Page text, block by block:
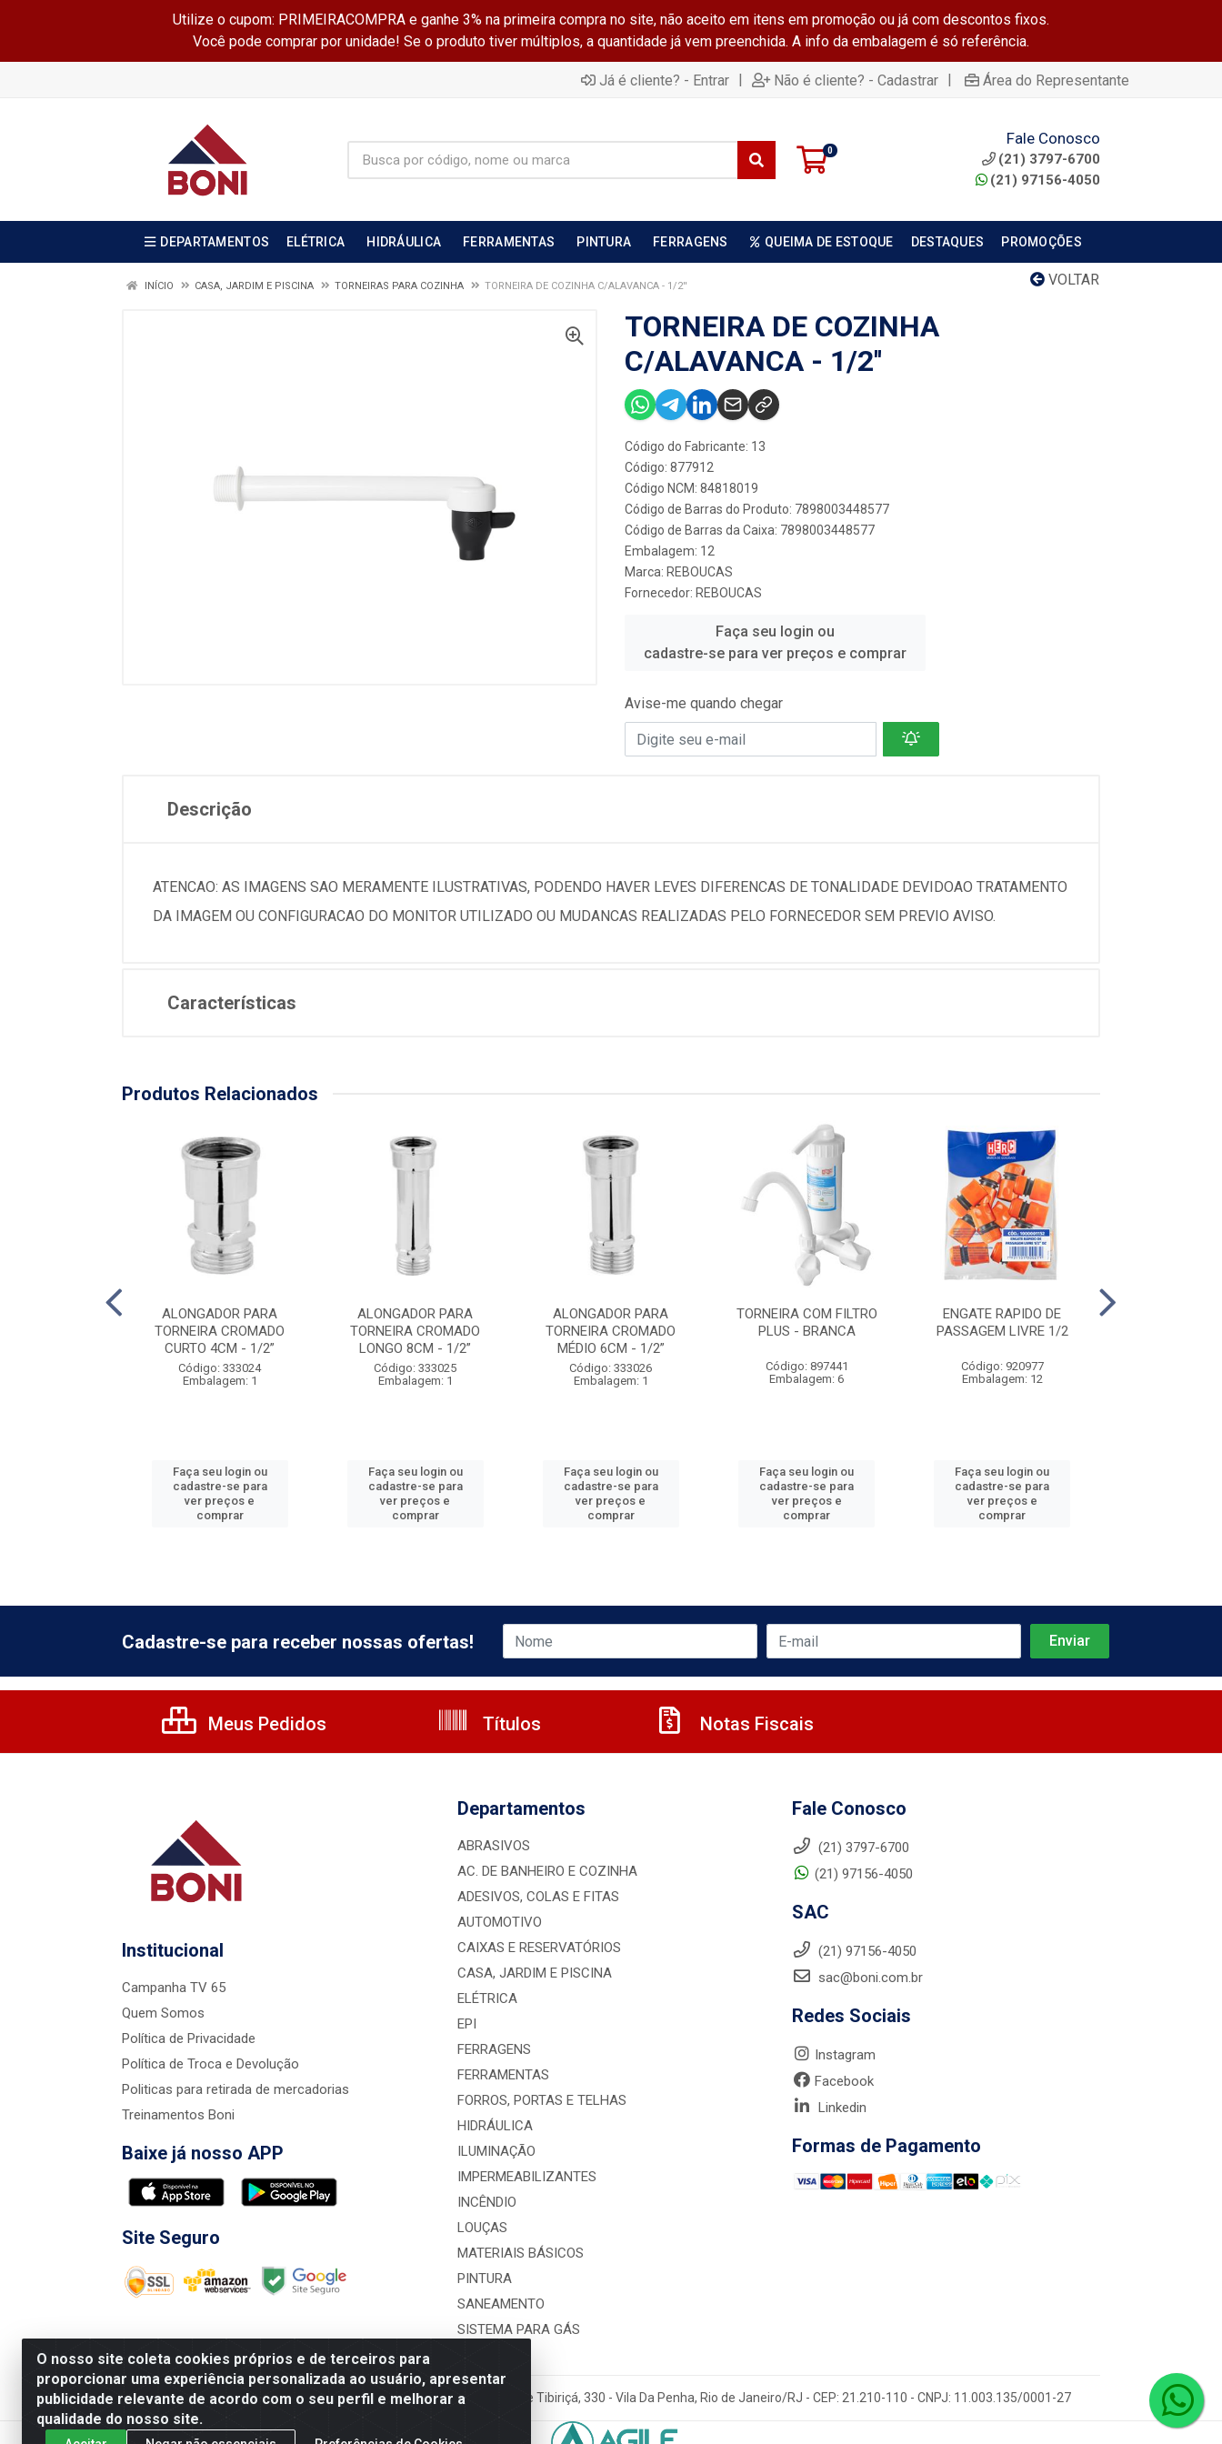
Utilize o cupom: PRIMEIRACOMPRA e ganhe 3% na primeira compra no site, não aceito em itens em promoção ou já com descontos fixos.
Você pode comprar por unidade! Se o produto tiver múltiplos, a quantidade já vem preenchida. A info da embalagem é só referência.
Já é cliente? - Entrar | Não é cliente? - Cadastrar | Área do Representante
0
Fale Conosco
(21) 3797-6700
(21) 97156-4050
DEPARTAMENTOS ELÉTRICA HIDRÁULICA FERRAMENTAS PINTURA FERRAGENS QUEIMA DE ESTOQUE DESTAQUES PROMOÇÕES
VOLTAR
INÍCIO CASA, JARDIM E PISCINA TORNEIRAS PARA COZINHA TORNEIRA DE COZINHA C/ALAVANCA - 1/2''
TORNEIRA DE COZINHA
C/ALAVANCA - 1/2''
Código do Fabricante: 13
Código: 877912
Código NCM: 84818019
Código de Barras do Produto: 7898003448577
Código de Barras da Caixa: 7898003448577
Embalagem: 12
Marca: REBOUCAS
Fornecedor: REBOUCAS
Faça seu login ou
cadastre-se para ver preços e comprar
Avise-me quando chegar
Descrição
ATENCAO: AS IMAGENS SAO MERAMENTE ILUSTRATIVAS, PODENDO HAVER LEVES DIFERENCAS DE TONALIDADE DEVIDOAO TRATAMENTO
DA IMAGEM OU CONFIGURACAO DO MONITOR UTILIZADO OU MUDANCAS REALIZADAS PELO FORNECEDOR SEM PREVIO AVISO.
Características
Produtos Relacionados
ALONGADOR PARA
TORNEIRA CROMADO
CURTO 4CM - 1/2”
Código: 333024
Embalagem: 1
Faça seu login ou
cadastre-se para
ver preços e
comprar
ALONGADOR PARA
TORNEIRA CROMADO
LONGO 8CM - 1/2”
Código: 333025
Embalagem: 1
Faça seu login ou
cadastre-se para
ver preços e
comprar
ALONGADOR PARA
TORNEIRA CROMADO
MÉDIO 6CM - 1/2”
Código: 333026
Embalagem: 1
Faça seu login ou
cadastre-se para
ver preços e
comprar
TORNEIRA COM FILTRO
PLUS - BRANCA
Código: 897441
Embalagem: 6
Faça seu login ou
cadastre-se para
ver preços e
comprar
ENGATE RAPIDO DE
PASSAGEM LIVRE 1/2
Código: 920977
Embalagem: 12
Faça seu login ou
cadastre-se para
ver preços e
comprar
O nosso site coleta cookies próprios e de terceiros para
proporcionar uma experiência personalizada ao usuário, apresentar
publicidade relevante de acordo com o seu perfil e melhorar a
qualidade do nosso site.
Cadastre-se para receber nossas ofertas!
Meus Pedidos Títulos Notas Fiscais
Institucional
Campanha TV 65
Quem Somos
Política de Privacidade
Política de Troca e Devolução
Politicas para retirada de mercadorias
Treinamentos Boni
Baixe já nosso APP
Site Seguro
Departamentos
ABRASIVOS
AC. DE BANHEIRO E COZINHA
ADESIVOS, COLAS E FITAS
AUTOMOTIVO
CAIXAS E RESERVATÓRIOS
CASA, JARDIM E PISCINA
ELÉTRICA
EPI
FERRAGENS
FERRAMENTAS
FORROS, PORTAS E TELHAS
HIDRÁULICA
ILUMINAÇÃO
IMPERMEABILIZANTES
INCÊNDIO
LOUÇAS
MATERIAIS BÁSICOS
PINTURA
SANEAMENTO
SISTEMA PARA GÁS
Fale Conosco
(21) 3797-6700
(21) 97156-4050
SAC
(21) 97156-4050
sac@boni.com.br
Redes Sociais
Instagram
Facebook
Linkedin
Formas de Pagamento
Nova Boni Distribuidora de Material de Construção LTDA - Rua Alice Tibiriçá, 330 - Vila Da Penha, Rio de Janeiro/RJ - CEP: 21.210-110 - CNPJ: 11.003.135/0001-27